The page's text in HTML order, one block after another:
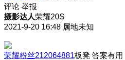
评论 举报
摄影达人荣耀20S
2021-9-20 16:48 属地未知
荣耀粉丝212064881板凳 答案有用